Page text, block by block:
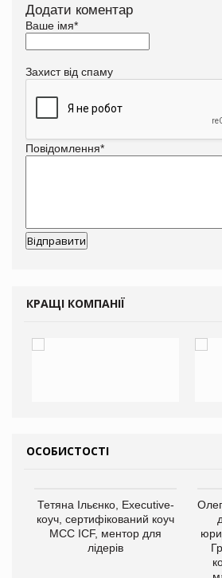
Додати коментар
Ваше імя*
Захист від спаму
Повідомлення*
КРАЩІ КОМПАНІЇ
ОСОБИСТОСТІ
Тетяна Ільєнко, Executive-
коуч, сертифікований коуч
МСС ICF, ментор для
лідерів